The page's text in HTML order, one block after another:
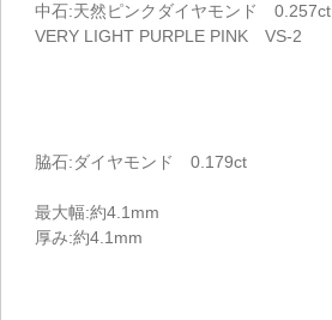
中石:天然ピンクダイヤモンド 0.257ct
VERY LIGHT PURPLE PINK VS-2
脇石:ダイヤモンド 0.179ct
最大幅:約4.1mm
厚み:約4.1mm